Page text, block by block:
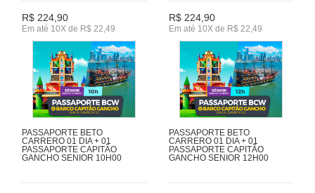
R$ 224,90
Em até 10X de R$ 22,49
R$ 224,90
Em até 10X de R$ 22,49
PASSAPORTE BETO
CARRERO 01 DIA + 01
PASSAPORTE CAPITÃO
GANCHO SENIOR 10H00
PASSAPORTE BETO
CARRERO 01 DIA + 01
PASSAPORTE CAPITÃO
GANCHO SENIOR 12H00